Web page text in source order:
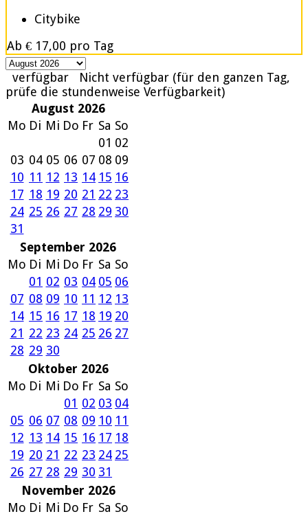
Citybike
Ab € 17,00 pro Tag
verfügbar
Nicht verfügbar (für den ganzen Tag,
prüfe die stundenweise Verfügbarkeit)
August 2026
Mo Di Mi Do Fr Sa So
01 02
03 04 05 06 07 08 09
10 11 12 13 14 15 16
17 18 19 20 21 22 23
24 25 26 27 28 29 30
31
September 2026
Mo Di Mi Do Fr Sa So
01 02 03 04 05 06
07 08 09 10 11 12 13
14 15 16 17 18 19 20
21 22 23 24 25 26 27
28 29 30
Oktober 2026
Mo Di Mi Do Fr Sa So
01 02 03 04
05 06 07 08 09 10 11
12 13 14 15 16 17 18
19 20 21 22 23 24 25
26 27 28 29 30 31
November 2026
Mo Di Mi Do Fr Sa So